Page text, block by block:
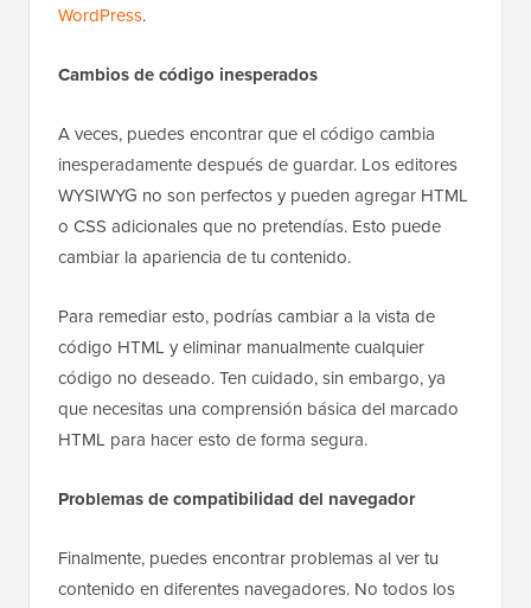
WordPress.
Cambios de código inesperados
A veces, puedes encontrar que el código cambia
inesperadamente después de guardar. Los editores
WYSIWYG no son perfectos y pueden agregar HTML
o CSS adicionales que no pretendías. Esto puede
cambiar la apariencia de tu contenido.
Para remediar esto, podrías cambiar a la vista de
código HTML y eliminar manualmente cualquier
código no deseado. Ten cuidado, sin embargo, ya
que necesitas una comprensión básica del marcado
HTML para hacer esto de forma segura.
Problemas de compatibilidad del navegador
Finalmente, puedes encontrar problemas al ver tu
contenido en diferentes navegadores. No todos los